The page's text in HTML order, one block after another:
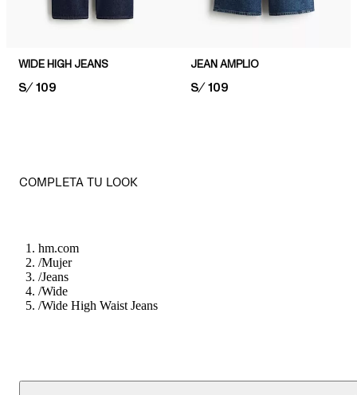
WIDE HIGH JEANS
PRICE:
S/ 109
JEAN AMPLIO
PRICE:
S/ 109
COMPLETA TU LOOK
hm.com
/Mujer
/Jeans
/Wide
/Wide High Waist Jeans